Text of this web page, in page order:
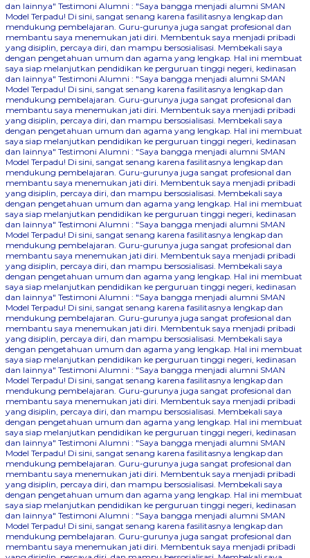
dan lainnya" Testimoni Alumni : "Saya bangga menjadi alumni SMAN
Model Terpadu! Di sini, sangat senang karena fasilitasnya lengkap dan
mendukung pembelajaran. Guru-gurunya juga sangat profesional dan
membantu saya menemukan jati diri. Membentuk saya menjadi pribadi
yang disiplin, percaya diri, dan mampu bersosialisasi. Membekali saya
dengan pengetahuan umum dan agama yang lengkap. Hal ini membuat
saya siap melanjutkan pendidikan ke perguruan tinggi negeri, kedinasan
dan lainnya" Testimoni Alumni : "Saya bangga menjadi alumni SMAN
Model Terpadu! Di sini, sangat senang karena fasilitasnya lengkap dan
mendukung pembelajaran. Guru-gurunya juga sangat profesional dan
membantu saya menemukan jati diri. Membentuk saya menjadi pribadi
yang disiplin, percaya diri, dan mampu bersosialisasi. Membekali saya
dengan pengetahuan umum dan agama yang lengkap. Hal ini membuat
saya siap melanjutkan pendidikan ke perguruan tinggi negeri, kedinasan
dan lainnya" Testimoni Alumni : "Saya bangga menjadi alumni SMAN
Model Terpadu! Di sini, sangat senang karena fasilitasnya lengkap dan
mendukung pembelajaran. Guru-gurunya juga sangat profesional dan
membantu saya menemukan jati diri. Membentuk saya menjadi pribadi
yang disiplin, percaya diri, dan mampu bersosialisasi. Membekali saya
dengan pengetahuan umum dan agama yang lengkap. Hal ini membuat
saya siap melanjutkan pendidikan ke perguruan tinggi negeri, kedinasan
dan lainnya" Testimoni Alumni : "Saya bangga menjadi alumni SMAN
Model Terpadu! Di sini, sangat senang karena fasilitasnya lengkap dan
mendukung pembelajaran. Guru-gurunya juga sangat profesional dan
membantu saya menemukan jati diri. Membentuk saya menjadi pribadi
yang disiplin, percaya diri, dan mampu bersosialisasi. Membekali saya
dengan pengetahuan umum dan agama yang lengkap. Hal ini membuat
saya siap melanjutkan pendidikan ke perguruan tinggi negeri, kedinasan
dan lainnya" Testimoni Alumni : "Saya bangga menjadi alumni SMAN
Model Terpadu! Di sini, sangat senang karena fasilitasnya lengkap dan
mendukung pembelajaran. Guru-gurunya juga sangat profesional dan
membantu saya menemukan jati diri. Membentuk saya menjadi pribadi
yang disiplin, percaya diri, dan mampu bersosialisasi. Membekali saya
dengan pengetahuan umum dan agama yang lengkap. Hal ini membuat
saya siap melanjutkan pendidikan ke perguruan tinggi negeri, kedinasan
dan lainnya" Testimoni Alumni : "Saya bangga menjadi alumni SMAN
Model Terpadu! Di sini, sangat senang karena fasilitasnya lengkap dan
mendukung pembelajaran. Guru-gurunya juga sangat profesional dan
membantu saya menemukan jati diri. Membentuk saya menjadi pribadi
yang disiplin, percaya diri, dan mampu bersosialisasi. Membekali saya
dengan pengetahuan umum dan agama yang lengkap. Hal ini membuat
saya siap melanjutkan pendidikan ke perguruan tinggi negeri, kedinasan
dan lainnya" Testimoni Alumni : "Saya bangga menjadi alumni SMAN
Model Terpadu! Di sini, sangat senang karena fasilitasnya lengkap dan
mendukung pembelajaran. Guru-gurunya juga sangat profesional dan
membantu saya menemukan jati diri. Membentuk saya menjadi pribadi
yang disiplin, percaya diri, dan mampu bersosialisasi. Membekali saya
dengan pengetahuan umum dan agama yang lengkap. Hal ini membuat
saya siap melanjutkan pendidikan ke perguruan tinggi negeri, kedinasan
dan lainnya" Testimoni Alumni : "Saya bangga menjadi alumni SMAN
Model Terpadu! Di sini, sangat senang karena fasilitasnya lengkap dan
mendukung pembelajaran. Guru-gurunya juga sangat profesional dan
membantu saya menemukan jati diri. Membentuk saya menjadi pribadi